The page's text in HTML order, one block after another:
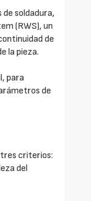
soldadura,
(RWS), un
de
la pieza.
para
de
criterios:
del